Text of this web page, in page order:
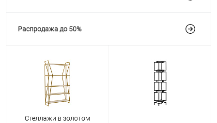
Распродажа до 50%
Стеллажи в золотом